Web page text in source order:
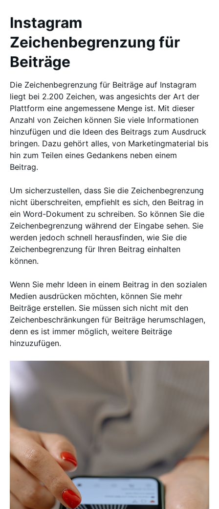
Instagram
Zeichenbegrenzung für
Beiträge
Die Zeichenbegrenzung für Beiträge auf Instagram
liegt bei 2.200 Zeichen, was angesichts der Art der
Plattform eine angemessene Menge ist. Mit dieser
Anzahl von Zeichen können Sie viele Informationen
hinzufügen und die Ideen des Beitrags zum Ausdruck
bringen. Dazu gehört alles, von Marketingmaterial bis
hin zum Teilen eines Gedankens neben einem
Beitrag.
Um sicherzustellen, dass Sie die Zeichenbegrenzung
nicht überschreiten, empfiehlt es sich, den Beitrag in
ein Word-Dokument zu schreiben. So können Sie die
Zeichenbegrenzung während der Eingabe sehen. Sie
werden jedoch schnell herausfinden, wie Sie die
Zeichenbegrenzung für Ihren Beitrag einhalten
können.
Wenn Sie mehr Ideen in einem Beitrag in den sozialen
Medien ausdrücken möchten, können Sie mehr
Beiträge erstellen. Sie müssen sich nicht mit den
Zeichenbeschränkungen für Beiträge herumschlagen,
denn es ist immer möglich, weitere Beiträge
hinzuzufügen.